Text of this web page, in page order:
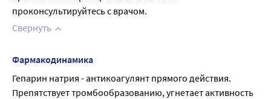
проконсультируйтесь с врачом.
Свернуть
Фармакодинамика
Гепарин натрия - антикоагулянт прямого действия.
Препятствует тромбообразованию, угнетает активность